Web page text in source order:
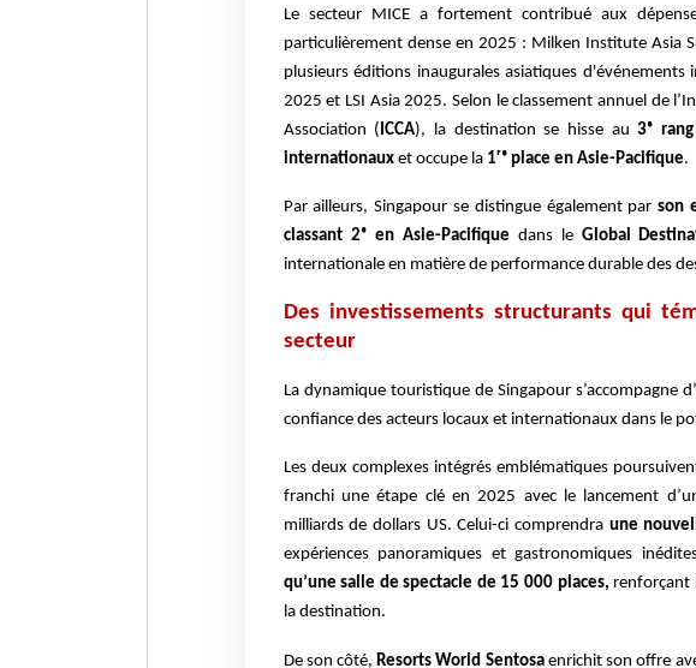
Le secteur MICE a fortement contribué aux
particulièrement dense en 2025 : Milken Institute Asia
plusieurs éditions inaugurales asiatiques d'événements
2025 et LSI Asia 2025. Selon le classement annuel de
Association (ICCA), la destination se hisse au3ᵉ
internationauxet occupe la 1ʳᵉ place en Asie-Pacifique.
Par ailleurs, Singapour se distingue également par son
classant 2ᵉ en Asie-Pacifique dans le Global
internationale en matière de performance durable des
Des investissements structurants qui
secteur
La dynamique touristique de Singapour s’accompagne
confiance des acteurs locaux et internationaux dans le
Les deux complexes intégrés emblématiques
franchi une étape clé en 2025 avec le lancement
milliards de dollars US. Celui-ci comprendra une
expériences panoramiques et gastronomiques
qu’une salle de spectacle de 15 000 places, renforçant
la destination.
De son côté, Resorts World Sentosaenrichit son offre